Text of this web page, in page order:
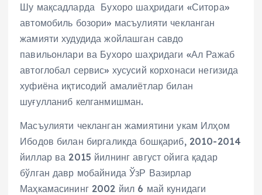
Шу мақсадларда Бухоро шаҳридаги «Ситора»
автомобиль бозори» масъулияти чекланган
жамияти худудида жойлашган савдо
павильонлари ва Бухоро шаҳридаги «Ал Ражаб
автоглобал сервис» хусусий корхонаси негизида
хуфиёна иқтисодий амалиётлар билан
шуғулланиб келганмишман.
Масъулияти чекланган жамиятини укам Илҳом
Ибодов билан биргаликда бошқариб, 2010-2014
йиллар ва 2015 йилнинг август ойига қадар
бўлган давр мобайнида ЎзР Вазирлар
Маҳкамасининг 2002 йил 6 май кунидаги